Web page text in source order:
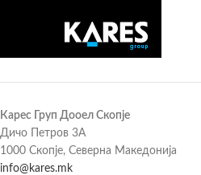
Карес Груп Дооел Скопје
Дичо Петров 3А
1000 Скопје, Северна Македонија
info@kares.mk